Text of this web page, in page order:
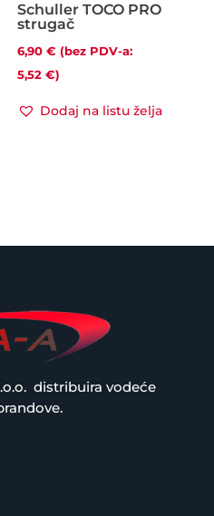
Schuller TOCO PRO
strugač
6,90€ (bez PDV-a:
5,52€)
Dodaj na listu želja
distribuira vodeće